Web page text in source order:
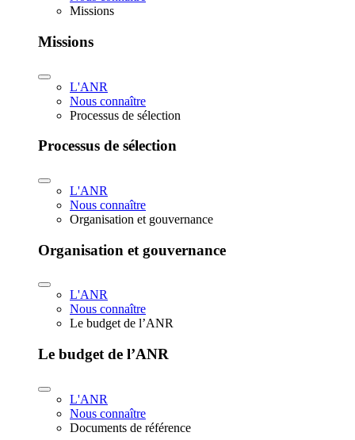
Missions
Missions
L'ANR
Nous connaître
Processus de sélection
Processus de sélection
L'ANR
Nous connaître
Organisation et gouvernance
Organisation et gouvernance
L'ANR
Nous connaître
Le budget de l’ANR
Le budget de l’ANR
L'ANR
Nous connaître
Documents de référence